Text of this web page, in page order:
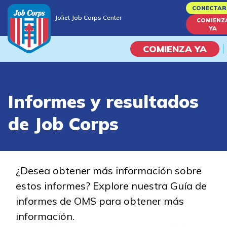
to
content
Joliet Job Corps Center
YA
COMIENZA YA
Vida En El Campus
Habilidades académicas
Estudiar
Programas de
Informes y resultados
de Job Corps
¿Desea obtener más información sobre
estos informes? Explore nuestra Guía de
informes de OMS para obtener más
información.